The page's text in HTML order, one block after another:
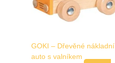
GOKI – Dřevěné nákladní
auto s valníkem